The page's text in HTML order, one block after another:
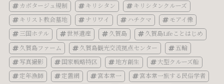
カボタージュ規制
キリシタン
キリシタンクルーズ
キリスト教会墓地
ナリワイ ハチクマ
モアイ像
三国ホテル
世界遺産 久賀島
久賀島Lifeことはじめ
久賀島ファーム
久賀島観光交流拠点センター
五輪
写真撮影
国家戦略特区 地方創生
大型クルーズ船
定年漁師
定置網 宮本常一
宮本常一旅する民俗学者